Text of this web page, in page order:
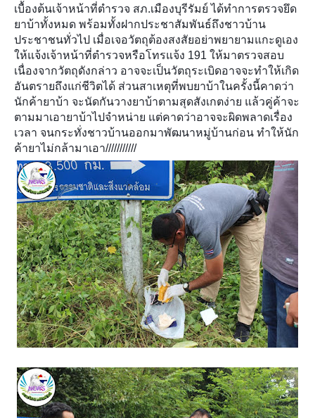
เบื้องต้นเจ้าหน้าที่ตำรวจ สภ.เมืองบุรีรัมย์ ได้ทำการตรวจยึด
ยาบ้าทั้งหมด พร้อมทั้งฝากประชาสัมพันธ์ถึงชาวบ้าน
ประชาชนทั่วไป เมื่อเจอวัตถุต้องสงสัยอย่าพยายามแกะดูเอง
ให้แจ้งเจ้าหน้าที่ตำรวจหรือโทรแจ้ง 191 ให้มาตรวจสอบ
เนื่องจากวัตถุดังกล่าว อาจจะเป็นวัตถุระเบิดอาจจะทำให้เกิด
อันตรายถึงแก่ชีวิตได้ ส่วนสาเหตุที่พบยาบ้าในครั้งนี้คาดว่า
นักค้ายาบ้า จะนัดกันวางยาบ้าตามสุดสังเกตง่าย แล้วคู่ค้าจะ
ตามมาเอายาบ้าไปจำหน่าย แต่คาดว่าอาจจะผิดพลาดเรื่อง
เวลา จนกระทั่งชาวบ้านออกมาพัฒนาหมู่บ้านก่อน ทำให้นัก
ค้ายาไม่กล้ามาเอา///////////